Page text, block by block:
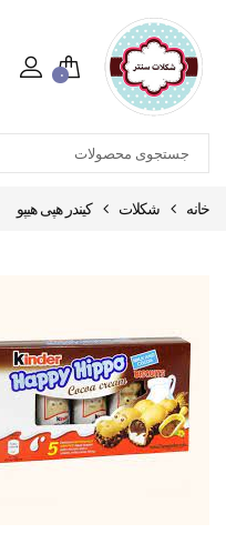
۰
خانه شکلات کیندر هپی هیپو